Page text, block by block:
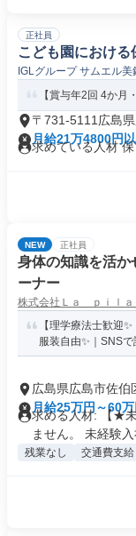
正社員
こども園におけ
IGLグループ サムエル
【賞与年2回 4か月
〒731-5111広島
月給21万4800円
求めている人材
NEW 正社員
身体の知識を活か
ーナー
株式会社Ｌａ ｐｉｌａ
【理学療法士歓迎
服装自由✨｜SNS
広島県広島市佐伯
月給25万円～60
求める人材: 【★
ません。 未経験入
残業なし 交通費支給